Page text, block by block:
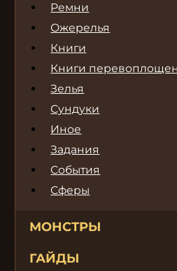
Ремни
Ожерелья
Книги
Книги
Зелья
Сундуки
Иное
Задания
События
Сферы
МОНСТРЫ
ГАЙДЫ